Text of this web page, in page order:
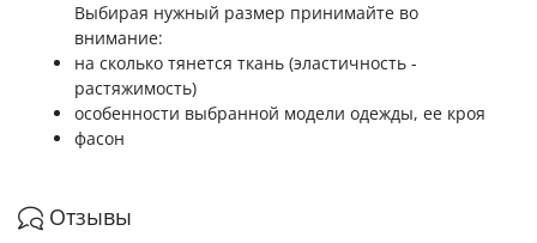
Выбирая нужный размер принимайте во
внимание:
на сколько тянется ткань (эластичность -
растяжимость)
особенности выбранной модели одежды, ее кроя
фасон
Отзывы